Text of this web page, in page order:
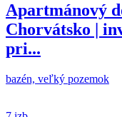
Apartmánový
Chorvátsko |
pri...
bazén, veľký pozemok